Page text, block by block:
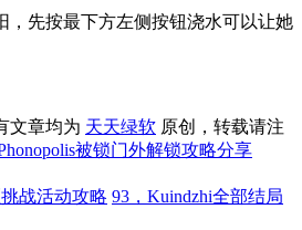
，先按最下方左侧按钮浇水可以让她
文章均为 天天绿软 原创，转载请注
被锁门外解锁攻略分享
战活动攻略 93，Kuindzhi全部结局